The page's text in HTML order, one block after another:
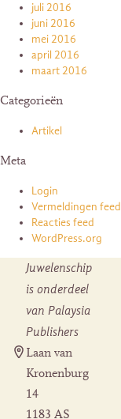
juli 2016
juni 2016
mei 2016
april 2016
maart 2016
Categorieën
Artikel
Meta
Login
Vermeldingen feed
Reacties feed
WordPress.org
Juwelenschip
is onderdeel
van Palaysia
Publishers
Laan van
Kronenburg
14
1183 AS